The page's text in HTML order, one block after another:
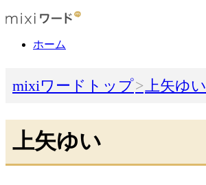
ホーム
mixiワードトップ 上矢ゆい
上矢ゆい